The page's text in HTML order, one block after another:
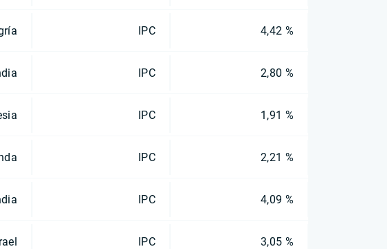
IPC 4,42 %
IPC 2,80 %
IPC 1,91 %
IPC 2,21 %
IPC 4,09 %
IPC 3,05 %